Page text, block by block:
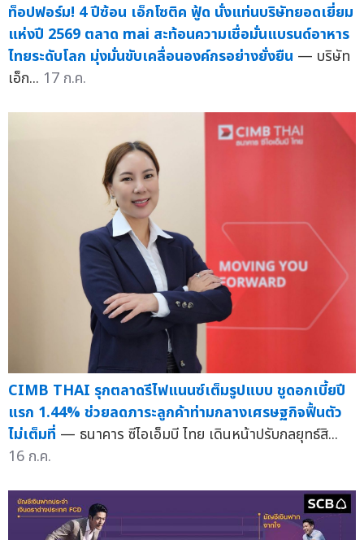
ท็อปฟอร์ม! 4 ปีซ้อน เอ็กโซติค ฟู้ด นั่งแท่นบริษัทยอดเยี่ยม
แห่งปี 2569 ตลาด mai สะท้อนความเชื่อมั่นแบรนด์อาหาร
ไทยระดับโลก มุ่งมั่นขับเคลื่อนองค์กรอย่างยั่งยืน — บริษัท
เอ็ก... 17 ก.ค.
CIMB THAI รุกตลาดรีไฟแนนซ์เต็มรูปแบบ ชูดอกเบี้ยปี
แรก 1.44% ช่วยลดภาระลูกค้าท่ามกลางเศรษฐกิจฟื้นตัว
ไม่เต็มที่ — ธนาคาร ซีไอเอ็มบี ไทย เดินหน้าปรับกลยุทธ์สิ...
16 ก.ค.